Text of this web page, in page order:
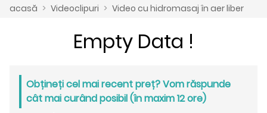
acasă > Videoclipuri > Video cu hidromasaj în aer liber
Empty Data !
Obțineți cel mai recent preț? Vom răspunde
cât mai curând posibil (în maxim 12 ore)